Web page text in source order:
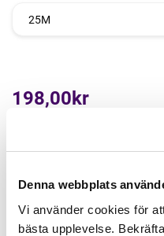
Denna webbplats
Vi använder cookies för
bästa upplevelse.
198,00kr
välj sedan